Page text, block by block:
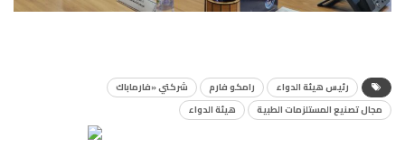
رئيس هيئة الدواء رامكو فارم
شركتي «فارماباك
مجال تصنيع المستلزمات الطبية
هيئة الدواء